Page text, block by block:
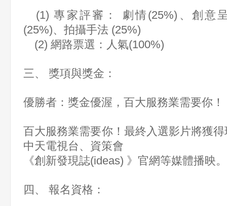
(1) 專家評審： 劇情(25%)、創意
(25%)、拍攝手法 (25%)
(2) 網路票選：人氣(100%)
三、 獎項與獎金：
優勝者：獎金優渥，百大服務業需要你！
百大服務業需要你！最終入選影片將獲
中天電視台、資策會
《創新發現誌(ideas) 》官網等媒體播映。
四、 報名資格：